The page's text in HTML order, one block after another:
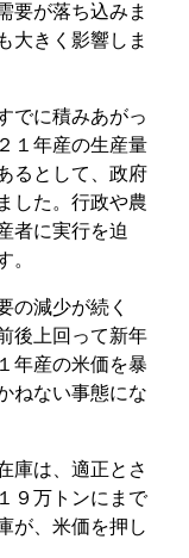
要が落ち込みま
大きく影響しま
でに積みあがっ
１年産の生産量
るとして、政府
した。行政や農
者に実行を迫
。
の減少が続く
後上回って新年
年産の米価を暴
ねない事態にな
庫は、適正とさ
９万トンにまで
が、米価を押し